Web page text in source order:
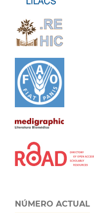
NÚMERO ACTUAL